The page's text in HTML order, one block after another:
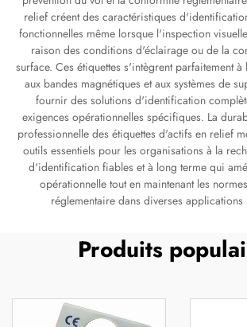
relief créent des caractéristiques
fonctionnelles même lorsque l'inspection
raison des conditions d'éclairage ou de la
surface. Ces étiquettes s'intègrent parfaitement à
aux bandes magnétiques et aux systèmes de
fournir des solutions d'identification
exigences opérationnelles spécifiques. La
professionnelle des étiquettes d'actifs en relief
outils essentiels pour les organisations à la
d'identification fiables et à long terme qui
opérationnelle tout en maintenant les
réglementaire dans diverses applications
Produits